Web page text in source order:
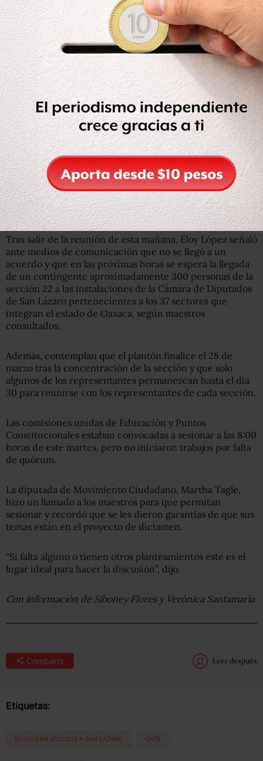
como la promoción de cargos que no fueron concretados
y el pago pendientes de horas extra a maestros que
continúan trabajando.
López Hernández señala que como exigencia general se
busca la abrogación de la Reforma Educativa
implementada en el sexenio de Enrique Peña Nieto y no
el manejo de plazas como, acusó, se ha dado a conocer.
“Lo único que estamos pidiendo es que consideren el
artículo 123, el cual nos salvaguarda el derecho a
escalafón, a sindicato y seguridad social. No estamos
exigiendo el manejo de las plazas como tanto se ha dicho,
somos los primeros (interesados) en que estas
asignaciones se puedan hacer transparentes”, aseveró
López Hernández.
Tras salir de la reunión de esta mañana, Eloy López señaló
ante medios de comunicación que no se llegó a un
acuerdo y que en las próximas horas se espera la llegada
de un contingente aproximadamente 300 personas de la
sección 22 a las instalaciones de la Cámara de Diputados
de San Lázaro pertenecientes a los 37 sectores que
integran el estado de Oaxaca, según maestros
consultados.
Además, contemplan que el plantón finalice el 28 de
marzo tras la concentración de la sección y que solo
algunos de los representantes permanezcan hasta el día
30 para reunirse con los representantes de cada sección.
Las comisiones unidas de Educación y Puntos
Constitucionales estaban convocadas a sesionar a las 8:00
horas de este martes, pero no iniciaron trabajos por falta
de quórum.
La diputada de Movimiento Ciudadano, Martha Tagle,
hizo un llamado a los maestros para que permitan
sesionar y recordó que se les dieron garantías de que sus
temas están en el proyecto de dictamen.
“Si falta alguno o tienen otros planteamientos este es el
lugar ideal para hacer la discusión”, dijo.
Con información de Siboney Flores y Verónica Santamaría
Compartir Leer después
Etiquetas:
BLOQUEAN ACCESOS A SAN LÁZARO CNTE